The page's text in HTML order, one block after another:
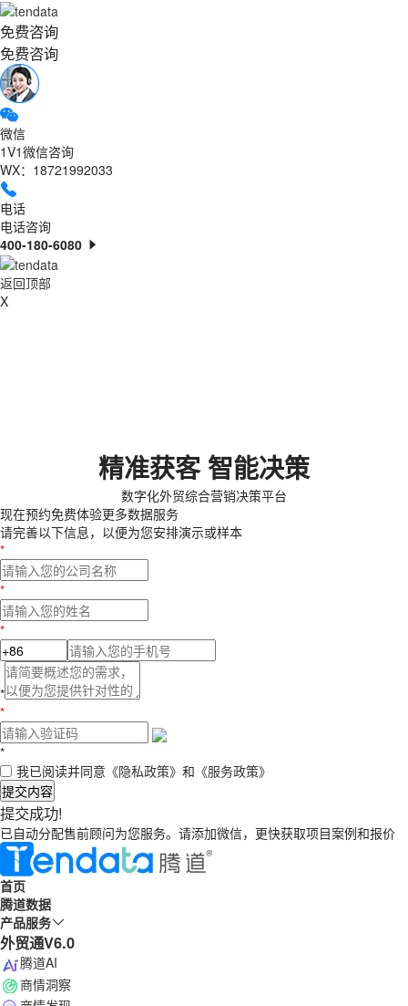
免费咨询
免费咨询
微信
1V1微信咨询
WX：18721992033
电话
电话咨询
400-180-6080
返回顶部
X
精准获客 智能决策
数字化外贸综合营销决策平台
现在预约免费体验更多数据服务
请完善以下信息，以便为您安排演示或样本
*
*
*
*
*
*
我已阅读并同意 《隐私政策》 和 《服务政策》
提交内容
提交成功!
已自动分配售前顾问为您服务。请添加微信，更快获取项目案例和报价
首页
腾道数据
产品服务
外贸通V6.0
腾道AI
商情洞察